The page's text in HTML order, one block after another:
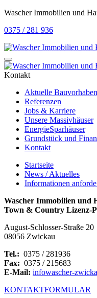
Wascher Immobilien und
0375 / 281 936
Kontakt
Aktuelle Bauvorhaben
Referenzen
Jobs & Karriere
Unsere Massivhäuser
EnergieSparhäuser
Grundstück und
Kontakt
Startseite
News / Aktuelles
Informationen
Wascher Immobilien und
Town & Country Lizenz-
August-Schlosser-Straße 20
08056 Zwickau
Tel.: 0375 / 281936
Fax: 0375 / 215683
E-Mail: infowascher-
KONTAKTFORMULAR